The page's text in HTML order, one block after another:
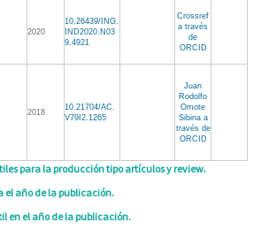
2020
10.26439/ING.
IND2020.N03
9.4921
Crossref
a través
de
ORCID
2018
10.21704/AC.
V79I2.1265
Juan
Rodolfo
Omote
Sibina a
través de
ORCID
para la producción tipo artículos y review.
el año de la publicación.
en el año de la publicación.